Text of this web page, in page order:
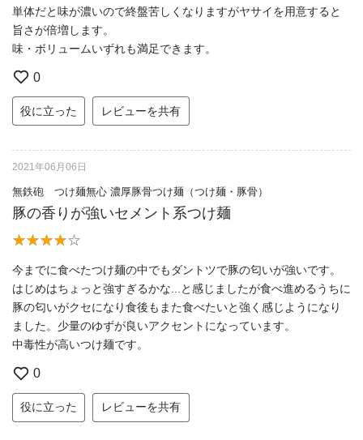
単体だと味が濃いので終盤苦しくなりますがヤサイを用意すると
旨さが倍増します。
味・ボリュームいずれも満足できます。
0
役に立った レビューを共有
2021年06月06日
無鉄砲 つけ麺無心 濃厚豚骨つけ麺（つけ麺・豚骨）
豚の香りが強いセメント系つけ麺
今までに食べたつけ麺の中でもダントツで豚の匂いが強いです。
はじめはちょっと強すぎるかな...と感じましたが食べ進めるうちに
豚の匂いがクセになり食後もまた食べたいと強く感じようになり
ました。少量のゆずが良いアクセントになっています。
中毒性が高いつけ麺です。
0
役に立った レビューを共有